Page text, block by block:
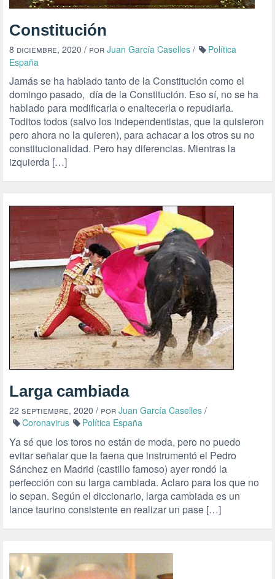
Constitución
8 diciembre, 2020 / por Juan García Caselles /
Política
España
Jamás se ha hablado tanto de la Constitución como el
domingo pasado, día de la Constitución. Eso sí, no se ha
hablado para modificarla o enaltecerla o repudiarla.
Toditos todos (salvo los independentistas, que la quisieron
pero ahora no la quieren), para achacar a los otros su no
constitucionalidad. Pero hay diferencias. Mientras la
izquierda […]
Larga cambiada
22 septiembre, 2020 / por Juan García Caselles /
Coronavirus
Política España
Ya sé que los toros no están de moda, pero no puedo
evitar señalar que la faena que instrumentó el Pedro
Sánchez en Madrid (castillo famoso) ayer rondó la
perfección con su larga cambiada. Aclaro para los que no
lo sepan. Según el diccionario, larga cambiada es un
lance taurino consistente en realizar un pase […]